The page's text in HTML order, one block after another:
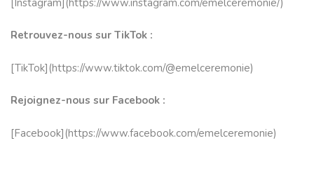
Retrouvez-nous sur TikTok :
[TikTok](https://www.tiktok.com/@emelceremonie)
Rejoignez-nous sur Facebook :
[Facebook](https://www.facebook.com/emelceremonie)